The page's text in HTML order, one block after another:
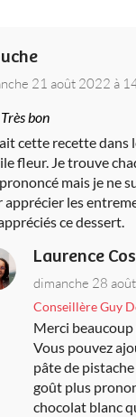
21 août 2022 à
Très bon
cette recette dans
fleur. Je trouve
mais je ne
apprécier les
ce dessert.
Laurence
dimanche 28
Conseillère Guy
Merci
Vous pouvez
pâte de
goût plus
chocolat blanc